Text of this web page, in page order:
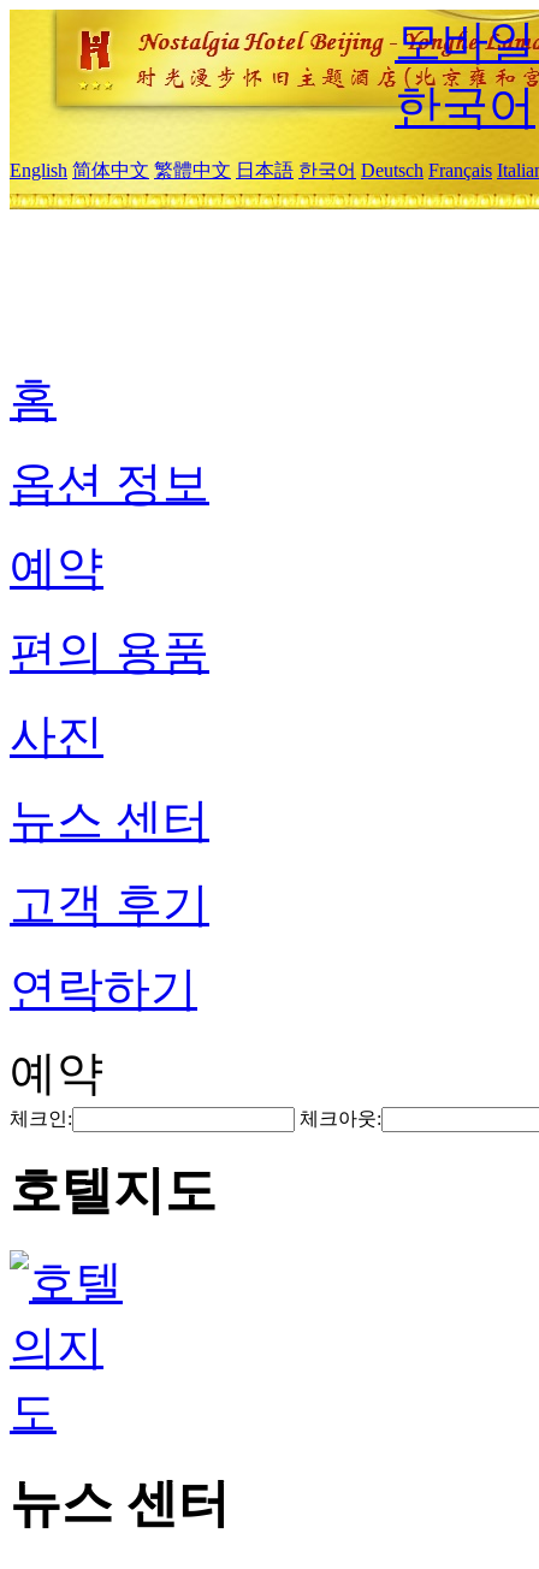
모바
한국어
English 简体中文 繁體中文 日本語 한국어 Deutsch Français
홈
옵션 정보
예약
편의 용품
사진
뉴스 센터
고객 후기
연락하기
예약
체크인: 체크아웃:
호텔지도
뉴스 센터